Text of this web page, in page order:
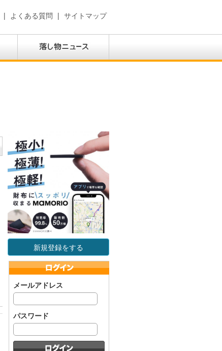
| よくある質問 | サイトマップ
新規登録をする
メールアドレス
パスワード